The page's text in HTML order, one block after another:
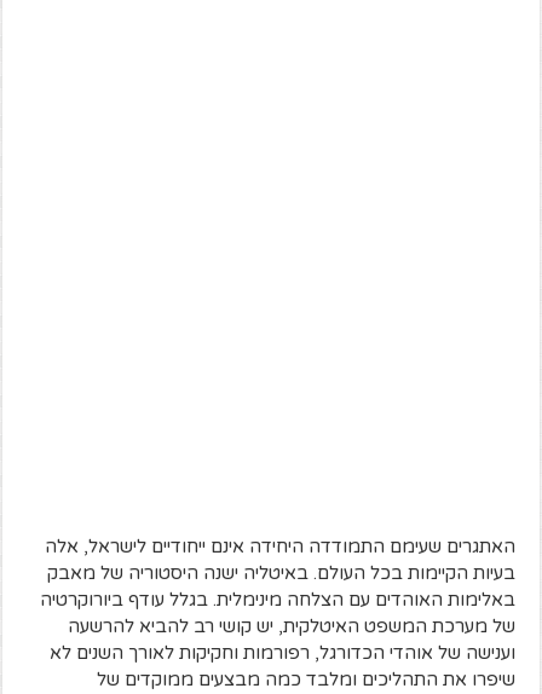
האתגרים שעימם התמודדה היחידה אינם ייחודיים לישראל, אלה
בעיות הקיימות בכל העולם. באיטליה ישנה היסטוריה של מאבק
באלימות האוהדים עם הצלחה מינימלית. בגלל עודף ביורוקרטיה
של מערכת המשפט האיטלקית, יש קושי רב להביא להרשעה
וענישה של אוהדי הכדורגל, רפורמות וחקיקות לאורך השנים לא
שיפרו את התהליכים ומלבד כמה מבצעים ממוקדים של